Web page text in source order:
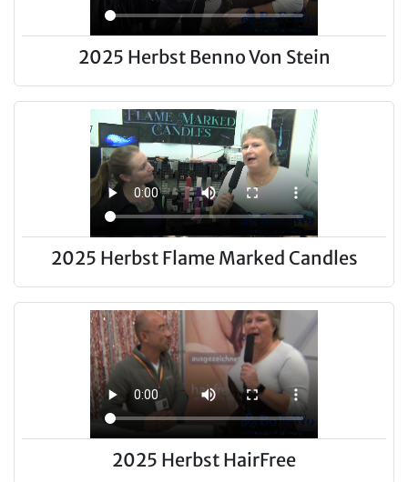
2025 Herbst Benno Von Stein
2025 Herbst Flame Marked Candles
2025 Herbst HairFree